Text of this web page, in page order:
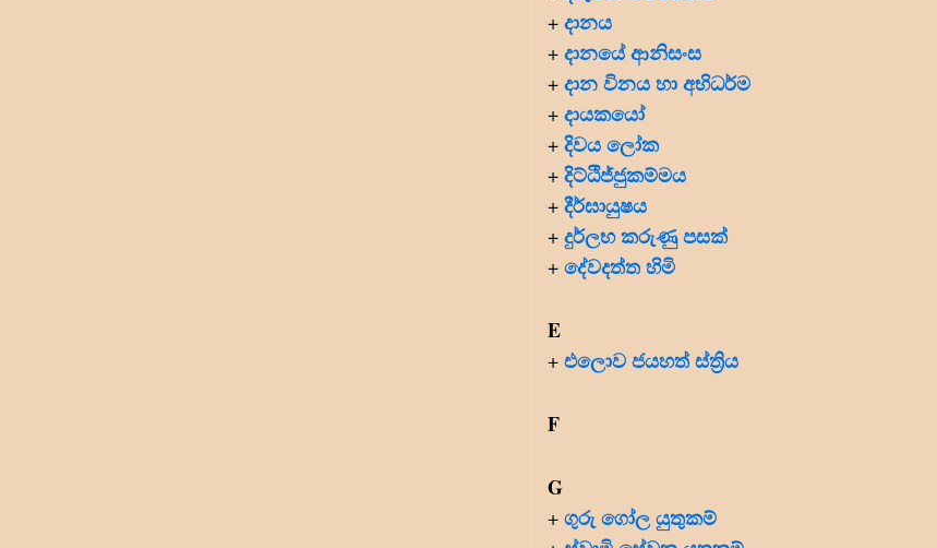
+ දානය
+ දානයේ ආනිසංස
+ දාන විනය හා අභිධර්ම
+ දායකයෝ
+ දිවය ලෝක
+ දිට්ඨිජ්ජුකම්මය
+ දීර්ඝායුෂය
+ දුර්ලභ කරුණු පසක්
+ දේවදත්ත හිමි
E
+ එලොව ජයහත් ස්ත්‍රිය
F
G
+ ගුරු ගෝල යුතුකම්